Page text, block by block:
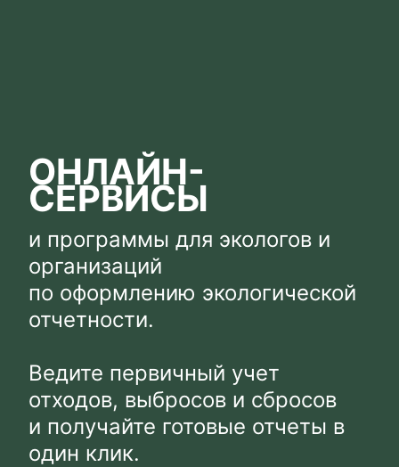
ОНЛАЙН-
СЕРВИСЫ
и программы для экологов и
организаций
по оформлению экологической
отчетности.
Ведите первичный учет
отходов, выбросов и сбросов
и получайте готовые отчеты в
один клик.